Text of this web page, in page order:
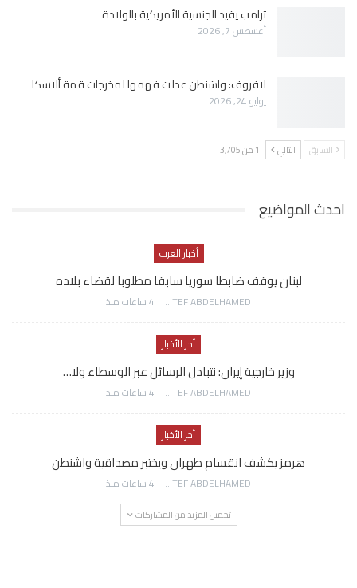
ترامب يقيد الجنسية الأمريكية بالولادة
أغسطس 7, 2026
لافروف: واشنطن عدلت فهمها لمخرجات قمة ألاسكا
يوليو 24, 2026
السابق التالي 1 من 3٬705
احدث المواضيع
أخبار العرب
لبنان يوقف ضابطا سوريا سابقا مطلوبا لقضاء بلاده
AWATEF ABDELHAMED 4 ساعات منذ
أخر الأخبار
وزير خارجية إيران: نتبادل الرسائل عبر الوسطاء ولا…
AWATEF ABDELHAMED 4 ساعات منذ
أخر الأخبار
هرمز يكشف انقسام طهران ويختبر مصداقية واشنطن
AWATEF ABDELHAMED 4 ساعات منذ
تحميل المزيد من المشاركات